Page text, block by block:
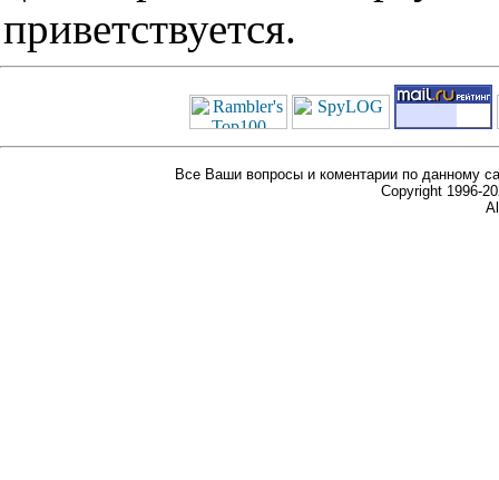
приветствуется.
Все Ваши вопросы и коментарии по данному
Copyright 1996-